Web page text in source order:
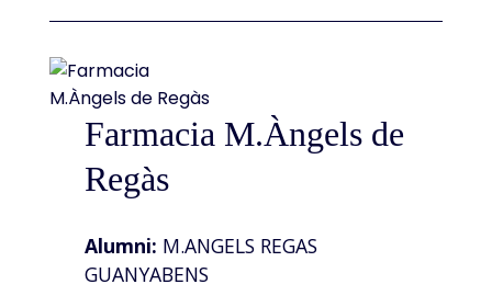
Farmacia M.Àngels de
Regàs
Alumni: M.ANGELS REGAS
GUANYABENS